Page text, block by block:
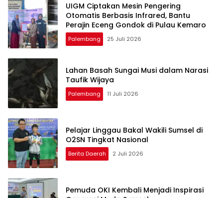
UIGM Ciptakan Mesin Pengering
Otomatis Berbasis Infrared, Bantu
Perajin Eceng Gondok di Pulau Kemaro
Palembang 25 Juli 2026
Lahan Basah Sungai Musi dalam Narasi
Taufik Wijaya
Palembang 11 Juli 2026
Pelajar Linggau Bakal Wakili Sumsel di
O2SN Tingkat Nasional
Berita Daerah 2 Juli 2026
Pemuda OKI Kembali Menjadi Inspirasi